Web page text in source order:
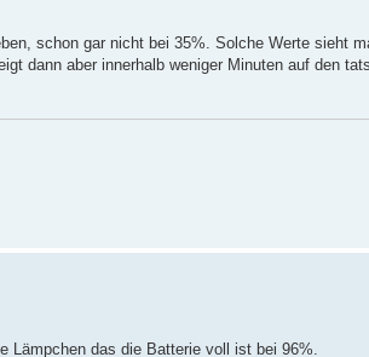
schon gar nicht bei 35%. Solche Werte sieht
dann aber innerhalb weniger Minuten auf den
Lämpchen das die Batterie voll ist bei 96%.